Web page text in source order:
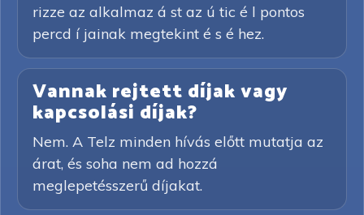
rizze az alkalmaz á st az ú tic é l pontos
percd í jainak megtekint é s é hez.
Vannak rejtett díjak vagy
kapcsolási díjak?
Nem. A Telz minden hívás előtt mutatja az
árat, és soha nem ad hozzá
meglepetésszerű díjakat.